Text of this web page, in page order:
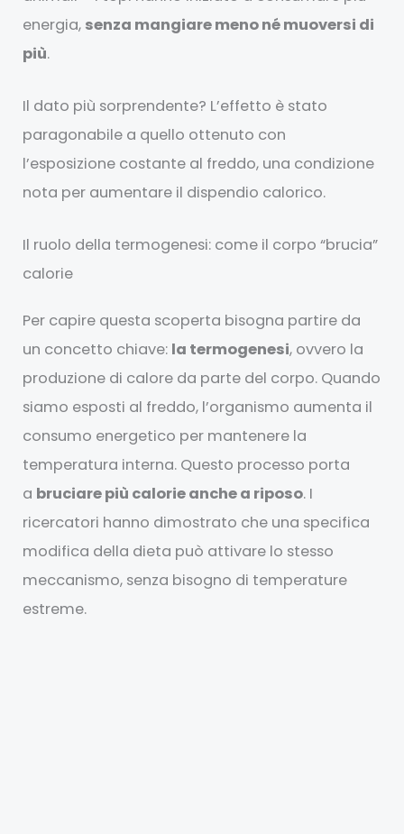
energia, senza mangiare meno né muoversi di
più.
Il dato più sorprendente? L’effetto è stato
paragonabile a quello ottenuto con
l’esposizione costante al freddo, una condizione
nota per aumentare il dispendio calorico.
Il ruolo della termogenesi: come il corpo “brucia”
calorie
Per capire questa scoperta bisogna partire da
un concetto chiave: la termogenesi, ovvero la
produzione di calore da parte del corpo. Quando
siamo esposti al freddo, l’organismo aumenta il
consumo energetico per mantenere la
temperatura interna. Questo processo porta
a bruciare più calorie anche a riposo. I
ricercatori hanno dimostrato che una specifica
modifica della dieta può attivare lo stesso
meccanismo, senza bisogno di temperature
estreme.